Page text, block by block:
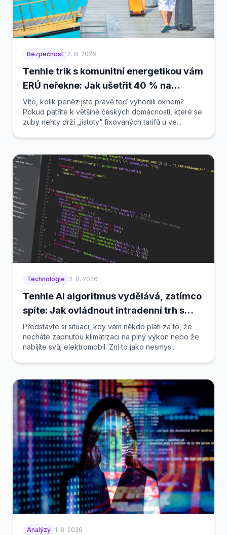
Bezpečnost 2. 8. 2026
Tenhle trik s komunitní energetikou vám
ERÚ neřekne: Jak ušetřit 40 % na
elektřině bez výměny spotřebičů
Víte, kolik peněz jste právě teď vyhodili oknem?
Pokud patříte k většině českých domácností, které se
zuby nehty drží „jistoty“ fixovaných tarifů u ve...
Technologie 2. 8. 2026
Tenhle AI algoritmus vydělává, zatímco
spíte: Jak ovládnout intradenní trh s
elektřinou
Představte si situaci, kdy vám někdo platí za to, že
necháte zapnutou klimatizaci na plný výkon nebo že
nabíjíte svůj elektromobil. Zní to jako nesmys...
Analýzy 1. 8. 2026